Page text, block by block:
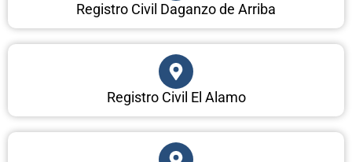
Registro Civil Daganzo de Arriba
Registro Civil El Alamo